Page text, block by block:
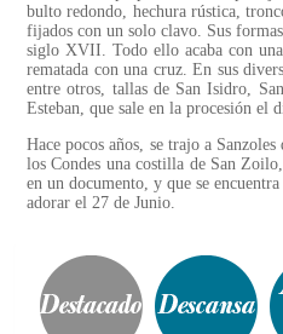
bulto redondo, hechura rústica,
fijados con un solo clavo. Sus
siglo XVII. Todo ello acaba con
rematada con una cruz. En sus
entre otros, tallas de San Isidro,
Esteban, que sale en la procesión el
Hace pocos años, se trajo a
los Condes una costilla de San
en un documento, y que se
adorar el 27 de Junio.